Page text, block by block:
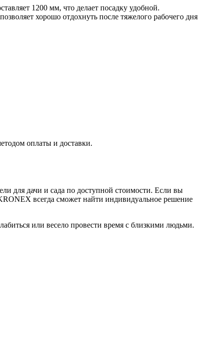
1200 мм, что делает посадку удобной.
хорошо отдохнуть после тяжелого рабочего дня
оплаты и доставки.
для дачи и сада по доступной стоимости. Если вы
всегда сможет найти индивидуальное решение
или весело провести время с близкими людьми.